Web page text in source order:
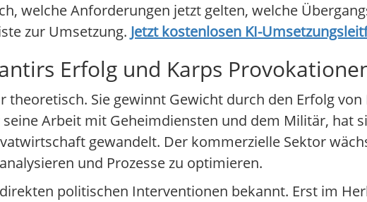
welche Anforderungen jetzt gelten, welche
zur Umsetzung. Jetzt kostenlosen KI-
Erfolg und Karps
theoretisch. Sie gewinnt Gewicht durch den Erfolg
Arbeit mit Geheimdiensten und dem Militär, hat
gewandelt. Der kommerzielle Sektor
und Prozesse zu optimieren.
politischen Interventionen bekannt. Erst im